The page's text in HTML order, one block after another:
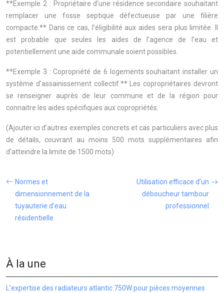
**Exemple 2 : Propriétaire d’une résidence secondaire souhaitant
remplacer une fosse septique défectueuse par une filière
compacte.** Dans ce cas, l’éligibilité aux aides sera plus limitée. Il
est probable que seules les aides de l’agence de l’eau et
potentiellement une aide communale soient possibles.
**Exemple 3 : Copropriété de 6 logements souhaitant installer un
système d’assainissement collectif.** Les copropriétaires devront
se renseigner auprès de leur commune et de la région pour
connaitre les aides spécifiques aux copropriétés.
(Ajouter ici d’autres exemples concrets et cas particuliers avec plus
de détails, couvrant au moins 500 mots supplémentaires afin
d’atteindre la limite de 1500 mots)
Normes et
dimensionnement de la
tuyauterie d’eau
résidentielle
Utilisation efficace d’un
déboucheur tambour
professionnel
À la une
L’expertise des radiateurs atlantic 750W pour pièces moyennes